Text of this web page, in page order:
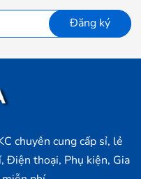
Đăng ký
chuyên cung cấp sỉ, lẻ
Điện thoại, Phụ kiện, Gia